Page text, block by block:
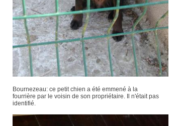
Bournezeau: ce petit chien a été emmené à la
fourrière par le voisin de son propriétaire. Il n'était pas
identifié.